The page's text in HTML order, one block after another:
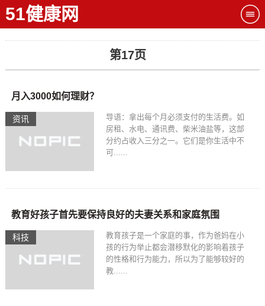
51健康网
第17页
资讯
月入3000如何理财？
导语：拿出每个月必须支付的生活费。如
房租、水电、通讯费、柴米油盐等，这部
分约占收入三分之一。它们是你生活中不
可......
科技
教育好孩子首先要保持良好的夫妻关系和家庭氛围
教育孩子是一个家庭的事，作为爸妈在小
孩的行为举止都会潜移默化的影响着孩子
的性格和行为能力，所以为了能够较好的
教......